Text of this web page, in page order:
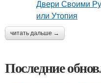
читать дальше →
Последние